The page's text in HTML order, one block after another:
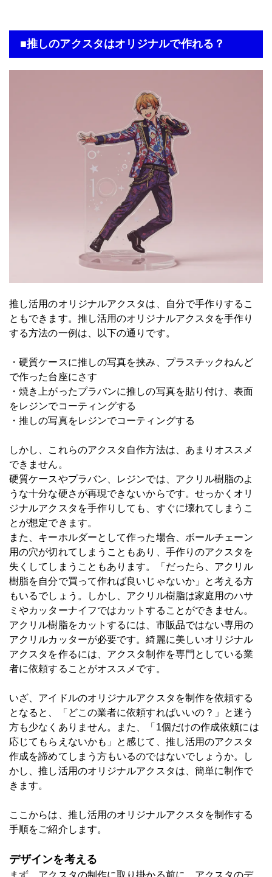
■推しのアクスタはオリジナルで作れる？
推し活用のオリジナルアクスタは、自分で手作りするこ
ともできます。推し活用のオリジナルアクスタを手作り
する方法の一例は、以下の通りです。
・硬質ケースに推しの写真を挟み、プラスチックねんど
で作った台座にさす
・焼き上がったプラバンに推しの写真を貼り付け、表面
をレジンでコーティングする
・推しの写真をレジンでコーティングする
しかし、これらのアクスタ自作方法は、あまりオススメ
できません。
硬質ケースやプラバン、レジンでは、アクリル樹脂のよ
うな十分な硬さが再現できないからです。せっかくオリ
ジナルアクスタを手作りしても、すぐに壊れてしまうこ
とが想定できます。
また、キーホルダーとして作った場合、ボールチェーン
用の穴が切れてしまうこともあり、手作りのアクスタを
失くしてしまうこともあります。「だったら、アクリル
樹脂を自分で買って作れば良いじゃないか」と考える方
もいるでしょう。しかし、アクリル樹脂は家庭用のハサ
ミやカッターナイフではカットすることができません。
アクリル樹脂をカットするには、市販品ではない専用の
アクリルカッターが必要です。綺麗に美しいオリジナル
アクスタを作るには、アクスタ制作を専門としている業
者に依頼することがオススメです。
いざ、アイドルのオリジナルアクスタを制作を依頼する
となると、「どこの業者に依頼すればいいの？」と迷う
方も少なくありません。また、「1個だけの作成依頼には
応じてもらえないかも」と感じて、推し活用のアクスタ
作成を諦めてしまう方もいるのではないでしょうか。し
かし、推し活用のオリジナルアクスタは、簡単に制作で
きます。
ここからは、推し活用のオリジナルアクスタを制作する
手順をご紹介します。
デザインを考える
まず、アクスタの制作に取り掛かる前に、アクスタのデ